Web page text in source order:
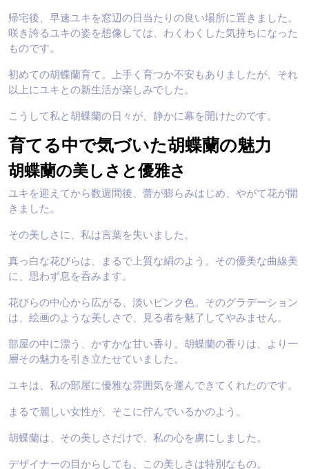
帰宅後、早速ユキを窓辺の日当たりの良い場所に置きました。
咲き誇るユキの姿を想像しては、わくわくした気持ちになった
ものです。
初めての胡蝶蘭育て。上手く育つか不安もありましたが、それ
以上にユキとの新生活が楽しみでした。
こうして私と胡蝶蘭の日々が、静かに幕を開けたのです。
育てる中で気づいた胡蝶蘭の魅力
胡蝶蘭の美しさと優雅さ
ユキを迎えてから数週間後、蕾が膨らみはじめ、やがて花が開
きました。
その美しさに、私は言葉を失いました。
真っ白な花びらは、まるで上質な絹のよう。その優美な曲線美
に、思わず息を呑みます。
花びらの中心から広がる、淡いピンク色。そのグラデーション
は、絵画のような美しさで、見る者を魅了してやみません。
部屋の中に漂う、かすかな甘い香り。胡蝶蘭の香りは、より一
層その魅力を引き立たせていました。
ユキは、私の部屋に優雅な雰囲気を運んできてくれたのです。
まるで麗しい女性が、そこに佇んでいるかのよう。
胡蝶蘭は、その美しさだけで、私の心を虜にしました。
デザイナーの目からしても、この美しさは特別なもの。